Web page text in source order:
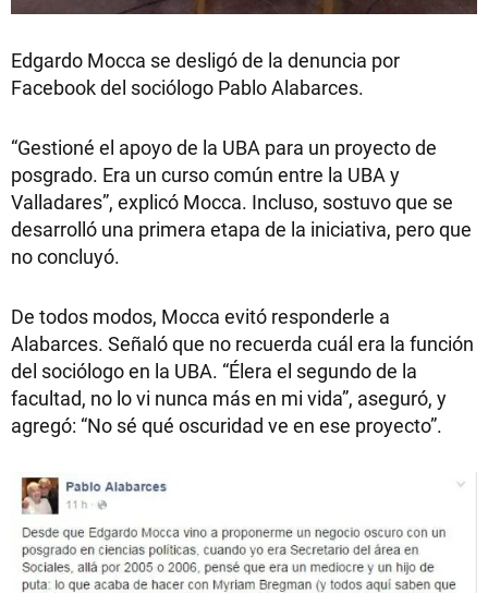
Edgardo Mocca se desligó de la denuncia por
Facebook del sociólogo Pablo Alabarces.
“Gestioné el apoyo de la UBA para un proyecto de
posgrado. Era un curso común entre la UBA y
Valladares”, explicó Mocca. Incluso, sostuvo que se
desarrolló una primera etapa de la iniciativa, pero que
no concluyó.
De todos modos, Mocca evitó responderle a
Alabarces. Señaló que no recuerda cuál era la función
del sociólogo en la UBA. “Élera el segundo de la
facultad, no lo vi nunca más en mi vida”, aseguró, y
agregó: “No sé qué oscuridad ve en ese proyecto”.